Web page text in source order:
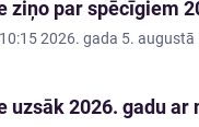
ziņo par spēcīgiem
10:15 2026. gada 5. augustā
uzsāk 2026. gadu